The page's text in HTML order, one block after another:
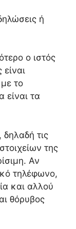
ή
ο ιστός
το
είναι τα
δηλαδή τις
της
Αν
τηλέφωνο,
και αλλού
θόρυβος